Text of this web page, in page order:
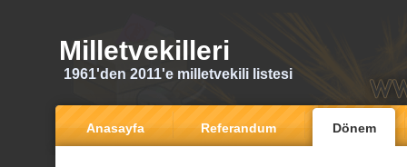
Milletvekilleri
1961'den 2011'e milletvekili listesi
Anasayfa Referandum Dönem